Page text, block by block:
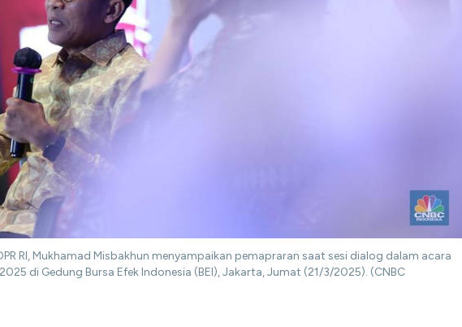
RI, Mukhamad Misbakhun menyampaikan pemapraran saat sesi dialog dalam acara
di Gedung Bursa Efek Indonesia (BEI), Jakarta, Jumat (21/3/2025). (CNBC